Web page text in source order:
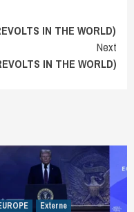
IN THE WORLD)
Next
IN THE WORLD)
Externe